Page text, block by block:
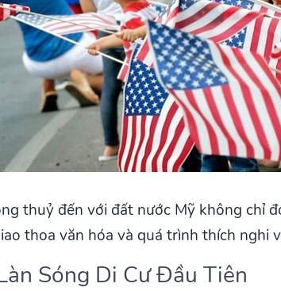
thuỷ đến với đất nước Mỹ không chỉ
thoa văn hóa và quá trình thích nghi
Sóng Di Cư Đầu Tiên